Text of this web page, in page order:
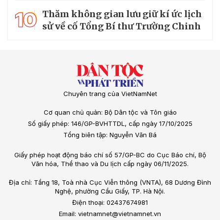
10 Thăm không gian lưu giữ kí ức lịch
sử về cố Tổng Bí thư Trường Chinh
Chuyên trang của VietNamNet
Cơ quan chủ quản: Bộ Dân tộc và Tôn giáo
Số giấy phép: 146/GP-BVHTTDL, cấp ngày 17/10/2025
Tổng biên tập: Nguyễn Văn Bá
Giấy phép hoạt động báo chí số 57/GP-BC do Cục Báo chí, Bộ
Văn hóa, Thể thao và Du lịch cấp ngày 06/11/2025.
Địa chỉ: Tầng 18, Toà nhà Cục Viễn thông (VNTA), 68 Dương Đình
Nghệ, phường Cầu Giấy, TP. Hà Nội.
Điện thoại: 02437674981
Email: vietnamnet@vietnamnet.vn